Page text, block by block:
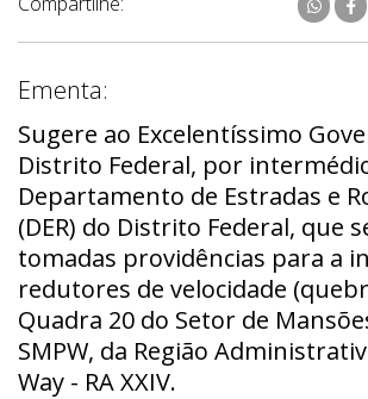
Ementa:
Sugere ao Excelentíssimo
Distrito Federal, por
Departamento de Estradas e
(DER) do Distrito Federal, que
tomadas providências para a
redutores de velocidade
Quadra 20 do Setor de
SMPW, da Região
Way - RA XXIV.